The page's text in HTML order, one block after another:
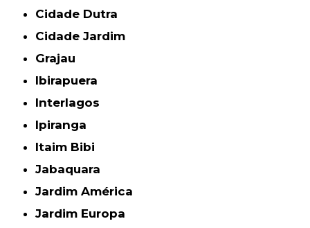
Cidade Dutra
Cidade Jardim
Grajau
Ibirapuera
Interlagos
Ipiranga
Itaim Bibi
Jabaquara
Jardim América
Jardim Europa